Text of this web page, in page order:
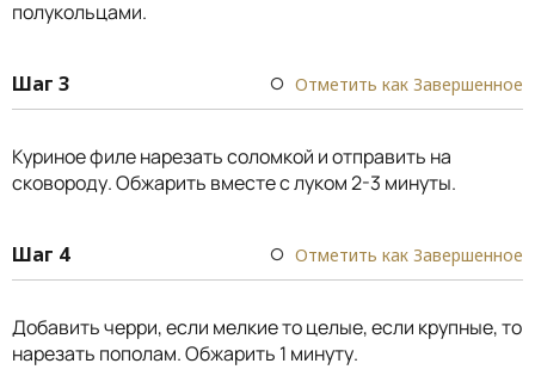
полукольцами.
Шаг 3 Отметить как Завершенное
Куриное филе нарезать соломкой и отправить на
сковороду. Обжарить вместе с луком 2-3 минуты.
Шаг 4 Отметить как Завершенное
Добавить черри, если мелкие то целые, если крупные, то
нарезать пополам. Обжарить 1 минуту.